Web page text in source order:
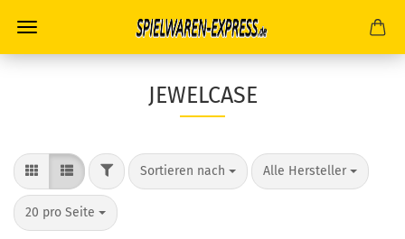
JEWELCASE
FILTERSortieren nach
Sortieren nach Alle Hersteller
pro Seite
20 pro Seite
pro Seite